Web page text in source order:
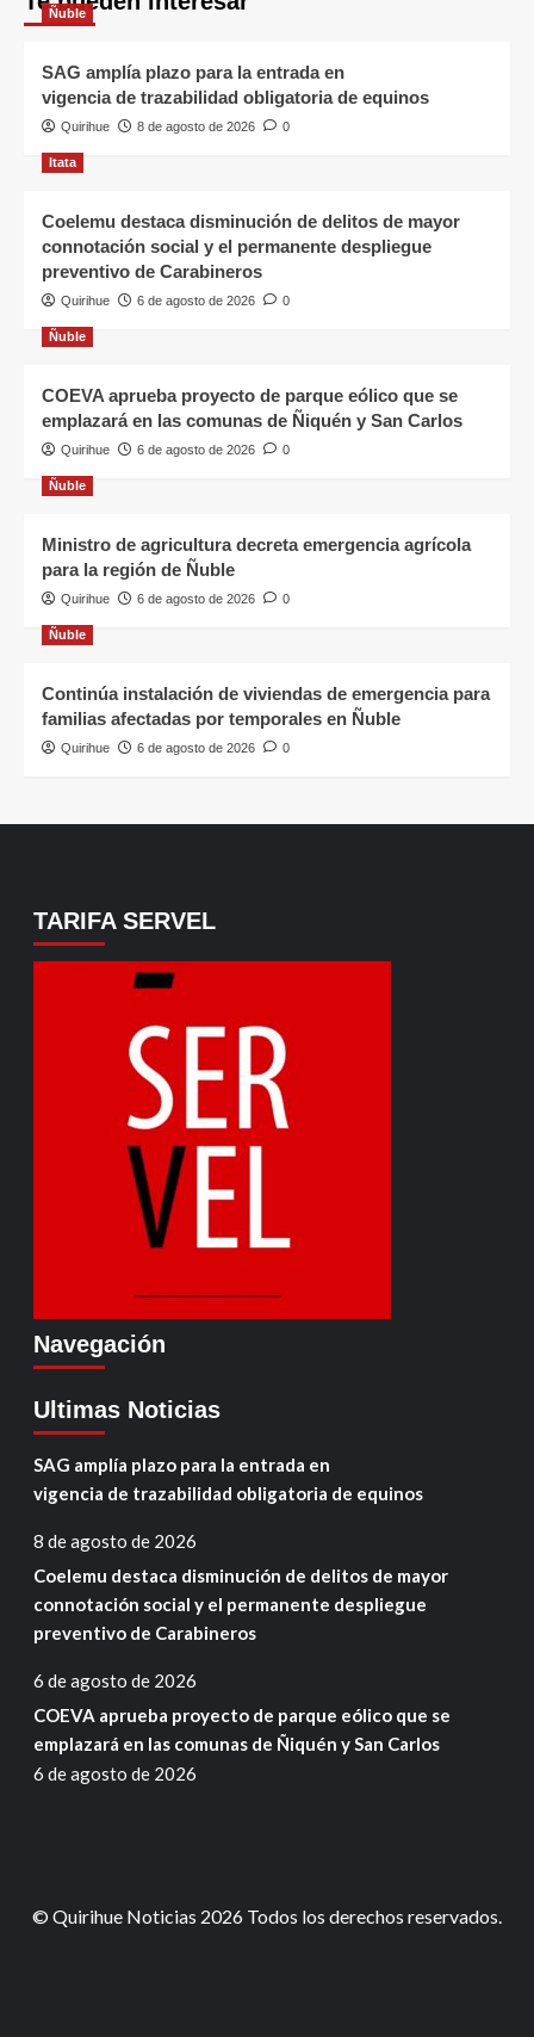
Ñuble
SAG amplía plazo para la entrada en
vigencia de trazabilidad obligatoria de equinos
Quirihue 8 de agosto de 2026 0
Itata
Coelemu destaca disminución de delitos de mayor
connotación social y el permanente despliegue
preventivo de Carabineros
Quirihue 6 de agosto de 2026 0
Ñuble
COEVA aprueba proyecto de parque eólico que se
emplazará en las comunas de Ñiquén y San Carlos
Quirihue 6 de agosto de 2026 0
Ñuble
Ministro de agricultura decreta emergencia agrícola
para la región de Ñuble
Quirihue 6 de agosto de 2026 0
Ñuble
Continúa instalación de viviendas de emergencia para
familias afectadas por temporales en Ñuble
Quirihue 6 de agosto de 2026 0
TARIFA SERVEL
Navegación
Ultimas Noticias
SAG amplía plazo para la entrada en
vigencia de trazabilidad obligatoria de equinos
8 de agosto de 2026
Coelemu destaca disminución de delitos de mayor
connotación social y el permanente despliegue
preventivo de Carabineros
6 de agosto de 2026
COEVA aprueba proyecto de parque eólico que se
emplazará en las comunas de Ñiquén y San Carlos
6 de agosto de 2026